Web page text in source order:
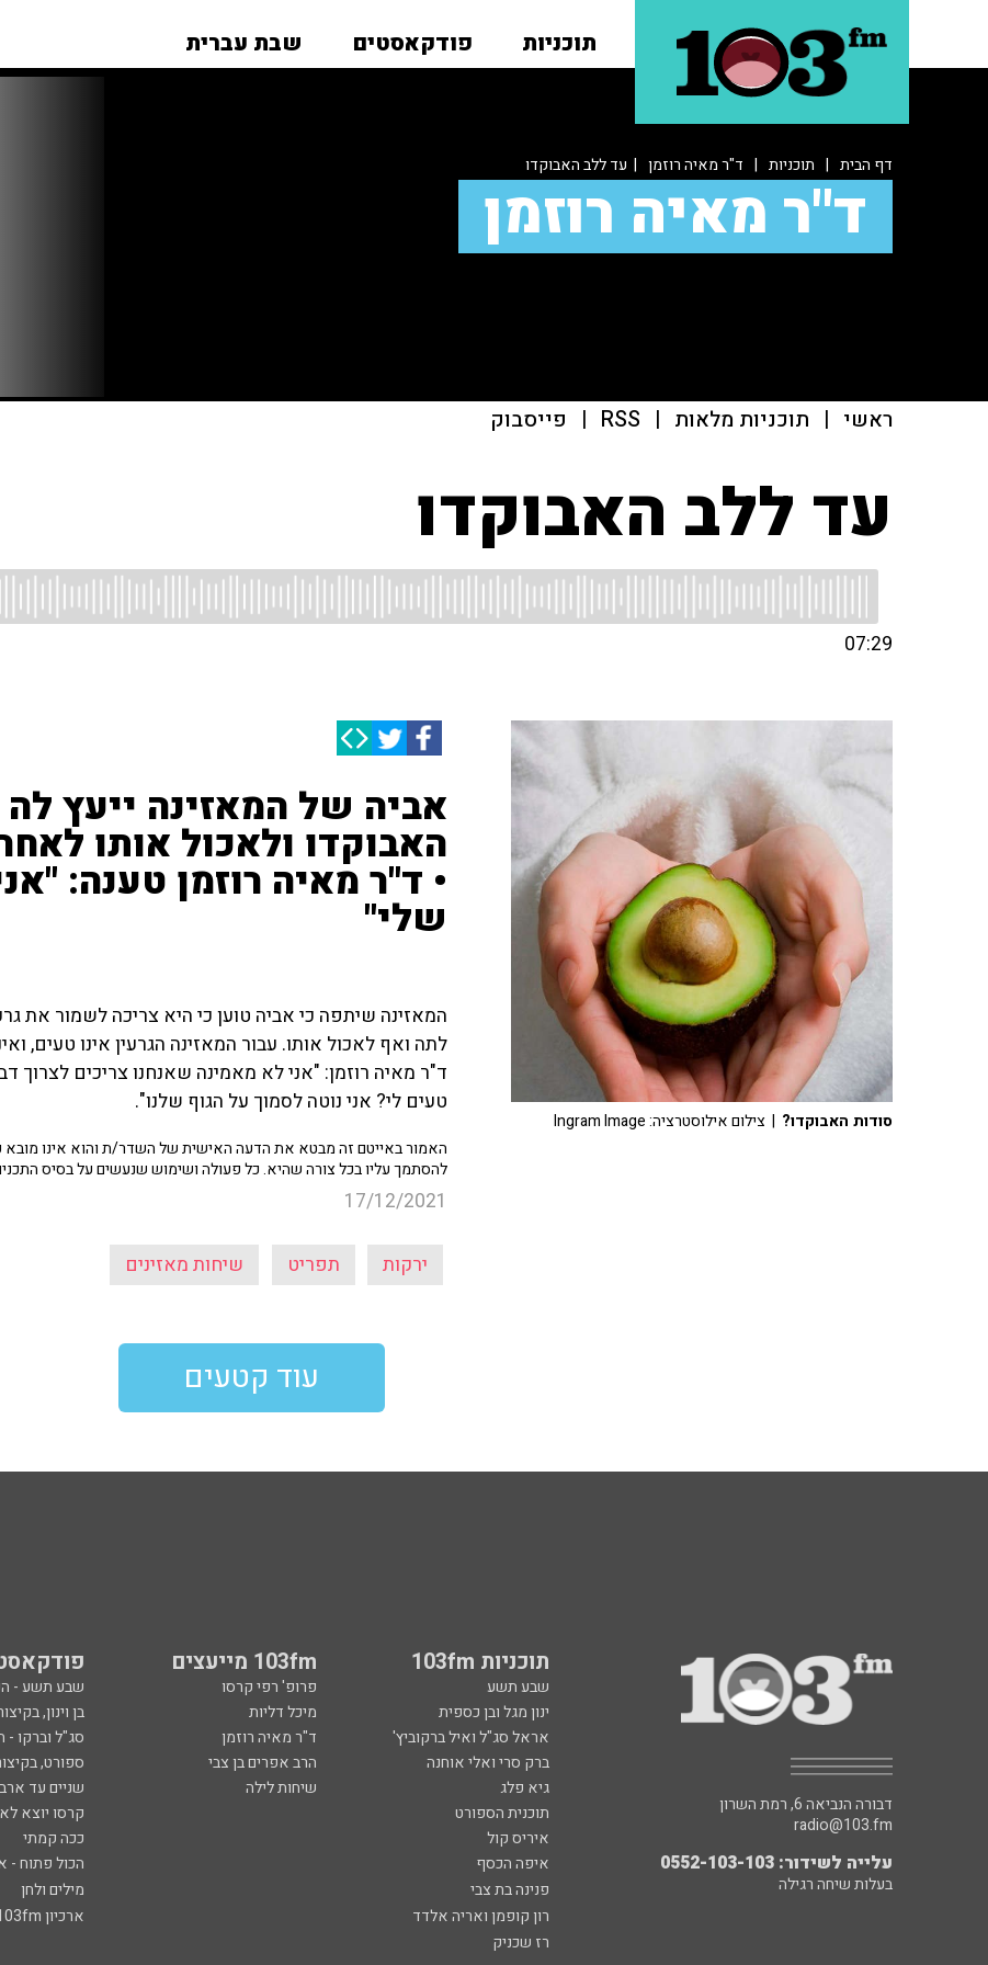
תוכניות פודקאסטים שבת עברית
דף הבית | תוכניות | ד"ר מאיה רוזמן | עד ללב האבוקדו
ד"ר מאיה רוזמן
ראשי | תוכניות מלאות |
RSS
| פייסבוק
עד ללב האבוקדו
07:29
אביה של המאזינה ייעץ לה
האבוקדו ולאכול אותו
• ד"ר מאיה רוזמן טענה:
שלי"
המאזינה שיתפה כי אביה טוען כי היא צריכה לשמור את
לתה ואף לאכול אותו. עבור המאזינה הגרעין אינו טעים,
ד"ר מאיה רוזמן: "אני לא מאמינה שאנחנו צריכים
טעים לי? אני נוטה לסמוך על הגוף שלנו".
האמור באייטם זה מבטא את הדעה האישית של השדר/ת והוא אינו מובא
להסתמך עליו בכל צורה שהיא. כל פעולה ושימוש שנעשים על בסיס
17/12/2021
ירקות תפריט שיחות מאזינים
סודות האבוקדו? | צילום אילוסטרציה: Ingram Image
עוד קטעים
תוכניות 103fm 103fm מייעצים
שבע תשע פרופ' רפי קרסו שבע תשע -
ינון מגל ובן כספית
מיכל דליות בן וינון,
אראל סג"ל ואיל ברקוביץ'
ד"ר מאיה רוזמן סג"ל וברקו
ברק סרי ואלי אוחנה
הרב אפרים בן צבי ספורט,
גיא פלג
שיחות לילה שניים עד
תוכנית הספורט
קרסו יוצא
איריס קול
ככה קמתי
איפה הכסף
הכול פתוח -
פנינה בת צבי
מילים ולחן
רון קופמן ואריה אלדד
ארכיון 103fm
רז שכניק
דבורה הנביאה 6, רמת השרון
radio@103.fm
עלייה לשידור: 0552-103-103
בעלות שיחה רגילה